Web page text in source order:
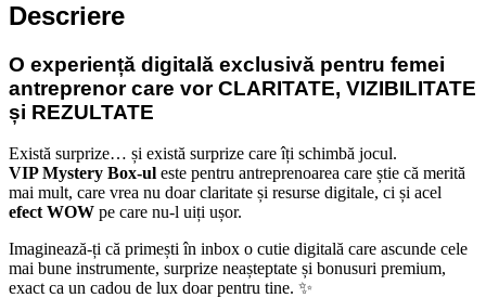
Descriere
O experiență digitală exclusivă pentru femei
antreprenor care vor CLARITATE, VIZIBILITATE
și REZULTATE
Există surprize… și există surprize care îți schimbă jocul.
VIP Mystery Box-ul este pentru antreprenoarea care știe că merită
mai mult, care vrea nu doar claritate și resurse digitale, ci și acel
efect WOW pe care nu-l uiți ușor.
Imaginează-ți că primești în inbox o cutie digitală care ascunde cele
mai bune instrumente, surprize neașteptate și bonusuri premium,
exact ca un cadou de lux doar pentru tine. ✨